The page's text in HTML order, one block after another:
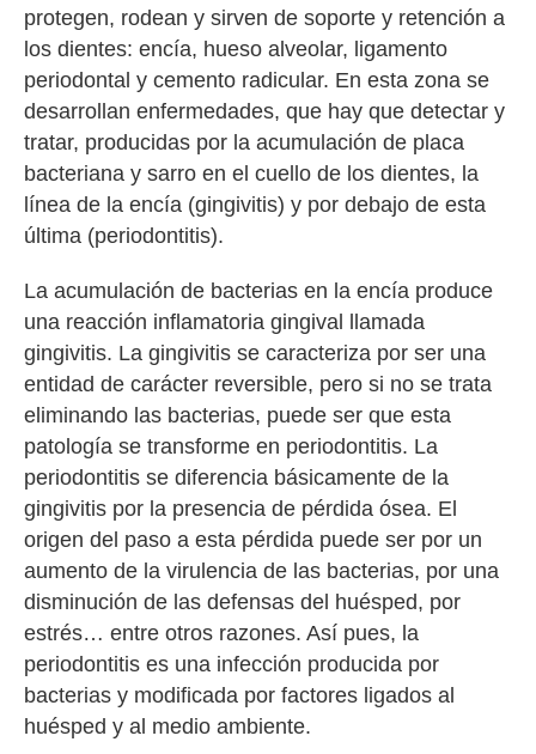
protegen, rodean y sirven de soporte y retención a
los dientes: encía, hueso alveolar, ligamento
periodontal y cemento radicular. En esta zona se
desarrollan enfermedades, que hay que detectar y
tratar, producidas por la acumulación de placa
bacteriana y sarro en el cuello de los dientes, la
línea de la encía (gingivitis) y por debajo de esta
última (periodontitis).
La acumulación de bacterias en la encía produce
una reacción inflamatoria gingival llamada
gingivitis. La gingivitis se caracteriza por ser una
entidad de carácter reversible, pero si no se trata
eliminando las bacterias, puede ser que esta
patología se transforme en periodontitis. La
periodontitis se diferencia básicamente de la
gingivitis por la presencia de pérdida ósea. El
origen del paso a esta pérdida puede ser por un
aumento de la virulencia de las bacterias, por una
disminución de las defensas del huésped, por
estrés… entre otros razones. Así pues, la
periodontitis es una infección producida por
bacterias y modificada por factores ligados al
huésped y al medio ambiente.